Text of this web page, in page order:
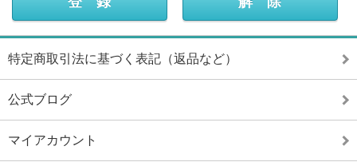
特定商取引法に基づく表記（返品など）
公式ブログ
マイアカウント